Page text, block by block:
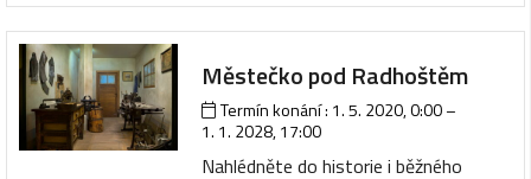
Městečko pod Radhoštěm
Termín konání : 1. 5. 2020, 0:00–
1. 1. 2028, 17:00
Nahlédněte do historie i běžného